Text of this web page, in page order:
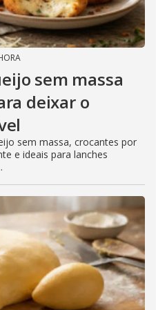
sem massa
deixar o
sem massa, crocantes por
e ideais para lanches